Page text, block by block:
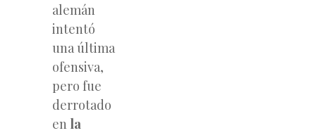
alemán
intentó
una última
ofensiva,
pero fue
derrotado
en la